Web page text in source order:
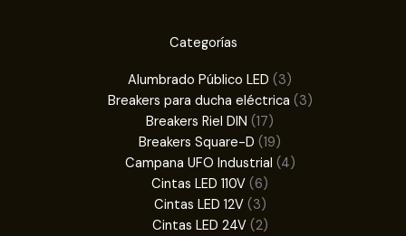
Categorías
Alumbrado Público LED 33
productos
Breakers para ducha eléctrica 33
Breakers Riel DIN 1717
productos
Breakers Square-D 1919
productos
Campana UFO Industrial 44
Cintas LED 110V 66
productos
Cintas LED 12V 33
productos
Cintas LED 24V 22